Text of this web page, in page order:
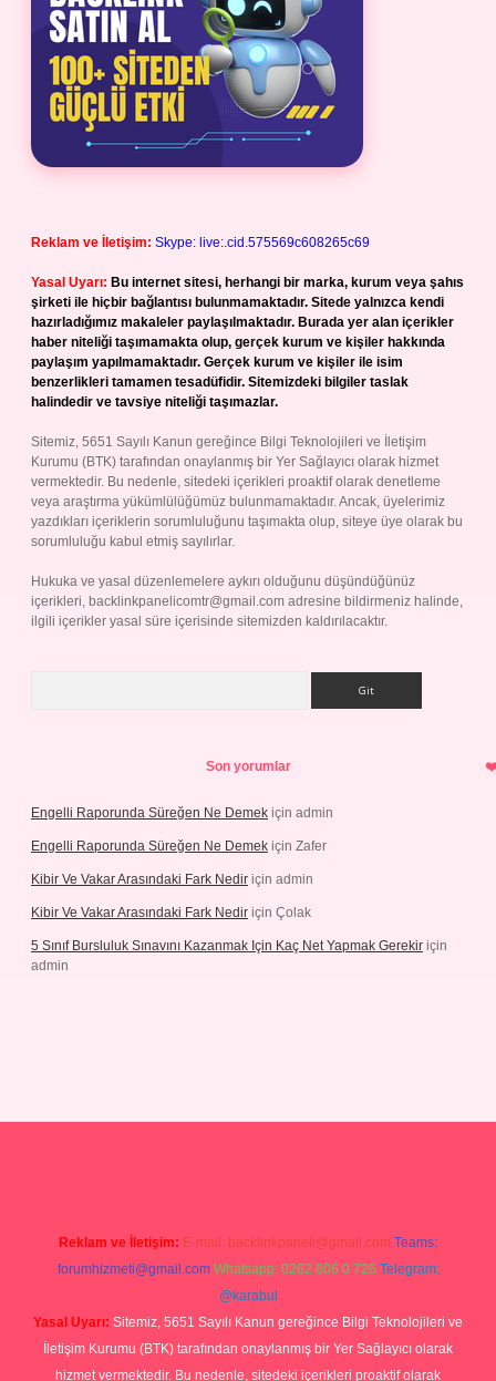
Reklam ve İletişim: Skype: live:.cid.575569c608265c69
Yasal Uyarı: Bu internet sitesi, herhangi bir marka, kurum veya şahıs
şirketi ile hiçbir bağlantısı bulunmamaktadır. Sitede yalnızca kendi
hazırladığımız makaleler paylaşılmaktadır. Burada yer alan içerikler
haber niteliği taşımamakta olup, gerçek kurum ve kişiler hakkında
paylaşım yapılmamaktadır. Gerçek kurum ve kişiler ile isim
benzerlikleri tamamen tesadüfidir. Sitemizdeki bilgiler taslak
halindedir ve tavsiye niteliği taşımazlar.
Sitemiz, 5651 Sayılı Kanun gereğince Bilgi Teknolojileri ve İletişim
Kurumu (BTK) tarafından onaylanmış bir Yer Sağlayıcı olarak hizmet
vermektedir. Bu nedenle, sitedeki içerikleri proaktif olarak denetleme
veya araştırma yükümlülüğümüz bulunmamaktadır. Ancak, üyelerimiz
yazdıkları içeriklerin sorumluluğunu taşımakta olup, siteye üye olarak bu
sorumluluğu kabul etmiş sayılırlar.
Hukuka ve yasal düzenlemelere aykırı olduğunu düşündüğünüz
içerikleri, backlinkpanelicomtr@gmail.com adresine bildirmeniz halinde,
ilgili içerikler yasal süre içerisinde sitemizden kaldırılacaktır.
Son yorumlar
Engelli Raporunda Süreğen Ne Demek için admin
Engelli Raporunda Süreğen Ne Demek için Zafer
Kibir Ve Vakar Arasındaki Fark Nedir için admin
Kibir Ve Vakar Arasındaki Fark Nedir için Çolak
5 Sınıf Bursluluk Sınavını Kazanmak Için Kaç Net Yapmak Gerekir için
admin
Reklam ve İletişim: E-mail: backlinkpaneli@gmail.com Teams:
forumhizmeti@gmail.com Whatsapp: 0262 606 0 726 Telegram:
@karabul
Yasal Uyarı: Sitemiz, 5651 Sayılı Kanun gereğince Bilgi Teknolojileri ve
İletişim Kurumu (BTK) tarafından onaylanmış bir Yer Sağlayıcı olarak
hizmet vermektedir. Bu nedenle, sitedeki içerikleri proaktif olarak